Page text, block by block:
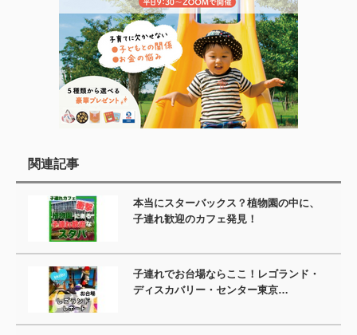
関連記事
本当にスターバックス？植物園の中に、
子連れ歓迎のカフェ発見！
子連れでお台場ならここ！レゴランド・
ディスカバリー・センター東京…